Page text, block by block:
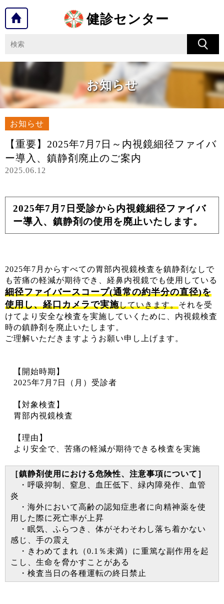
健診センター
お知らせ
お知らせ
【重要】2025年7月7日～内視鏡細径ファイバ
ー導入、鎮静剤廃止のご案内
2025.06.12
2025年7月7日受診から内視鏡細径ファイバ
ー導入、鎮静剤の使用を廃止いたします。
2025年7月からすべての胃部内視鏡検査を鎮静剤なしで
も苦痛の軽減が期待でき、経鼻内視鏡でも使用している
細径ファイバースコープ(通常の約半分の直径)を
使用し、経口カメラで実施していきます。それを受
けてより安全な検査を実施していくために、内視鏡検査
時の鎮静剤を廃止いたします。
ご理解いただきますようお願い申し上げます。
【開始時期】
2025年7月7日（月）受診者
【対象検査】
胃部内視鏡検査
【理由】
より安全で、苦痛の軽減が期待できる検査を実施
［鎮静剤使用における危険性、注意事項について］
・呼吸抑制、窒息、血圧低下、緑内障発作、血管
炎
・海外において高齢の認知症患者に向精神薬を使
用した際に死亡率が上昇
・眠気、ふらつき、体がそわそわし落ち着かない
感じ、手の震え
・きわめてまれ（0.1％未満）に重篤な副作用を起
こし、生命を脅かすことがある
・検査当日の各種運転の終日禁止